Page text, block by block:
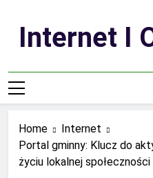
contentInternet I
Home
Internet
Portal gminny: Klucz do
życiu lokalnej społeczności